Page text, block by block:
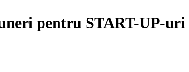
pentru START-UP-uri